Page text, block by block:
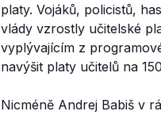
platy. Vojáků, policistů,
vlády vzrostly učitelské
vyplývajícím z
navýšit platy učitelů na
Nicméně Andrej Babiš v